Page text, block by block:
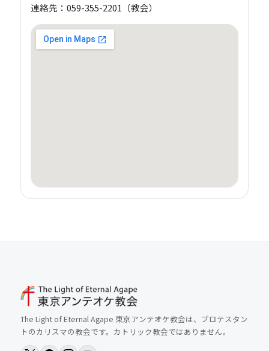
連絡先：059-355-2201（教会）
The Light of Eternal Agape 東京アンテオケ教会は、プロテスタン
トのカリスマの教会です。カトリック教会ではありません。